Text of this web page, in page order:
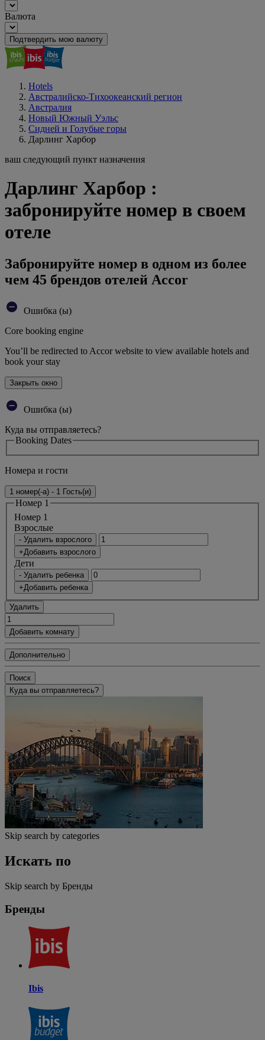
Валюта
Подтвердить мою валюту
Hotels
Австралийско-Тихоокеанский регион
Австралия
Новый Южный Уэльс
Сидней и Голубые горы
Дарлинг Харбор
ваш следующий пункт назначения
Дарлинг Харбор :
забронируйте номер в своем
отеле
Забронируйте номер в одном из более
чем 45 брендов отелей Accor
Ошибка (ы)
Core booking engine
You’ll be redirected to Accor website to view available hotels and
book your stay
Закрыть окно
Ошибка (ы)
Куда вы отправляетесь?
Booking Dates
Номера и гости
1 номер(-а) - 1 Гость(и)
Номер 1
Номер 1
Bзрослые
- Удалить взрослого
+Добавить взрослого
Дети
- Удалить ребенка
+Добавить ребенка
Удалить
Добавить комнату
Дополнительно
Поиск
Куда вы отправляетесь?
Skip search by categories
Искать по
Skip search by Бренды
Бренды
Ibis